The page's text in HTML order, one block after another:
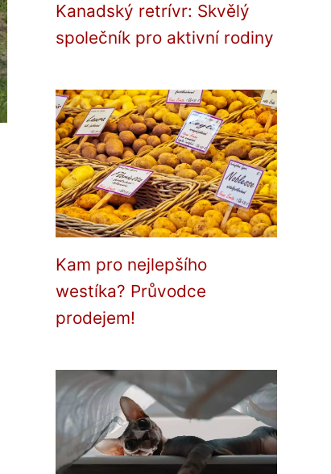
Kanadský retrívr: Skvělý
společník pro aktivní rodiny
Kam pro nejlepšího
westíka? Průvodce
prodejem!